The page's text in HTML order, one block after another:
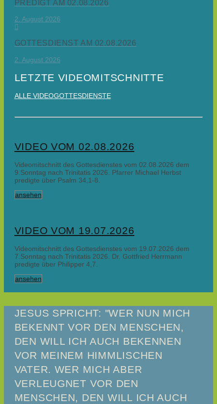
PREDIGT AM 02.08.2026
2. August 2026
GOTTESDIENST AM 02.08.2026
2. August 2026
LETZTE VIDEOMITSCHNITTE
ALLE VIDEOGOTTESDIENSTE
VIDEO VOM 02.08.2026
Videomitschnitt des Gottesdienstes vom 02.08.2026 dem
9.Sonntag nach Trinitatis 2026. Pfarrer Michael Herbst
predigte über Psalm 34,1-8.
ansehen
VIDEO VOM 19.07.2026
Videomitschnitt des Gottesdienstes vom 19.07.2026 dem
7.Sonntag nach Trinitatis 2026. Dr. Gottfried Herrmann
predigte über Philipper 4,7.
ansehen
JESUS SPRICHT: "WER NUN MICH
BEKENNT VOR DEN MENSCHEN,
DEN WILL ICH AUCH BEKENNEN
VOR MEINEM HIMMLISCHEN
VATER. WER MICH ABER
VERLEUGNET VOR DEN
MENSCHEN, DEN WILL ICH AUCH